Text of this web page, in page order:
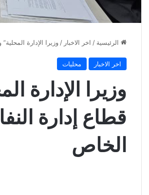
الرئيسية / اخر الاخبار / وزيرا الإدارة
اخر الاخبار محليات
وزيرا الإدارة
قطاع إدارة
الخاص